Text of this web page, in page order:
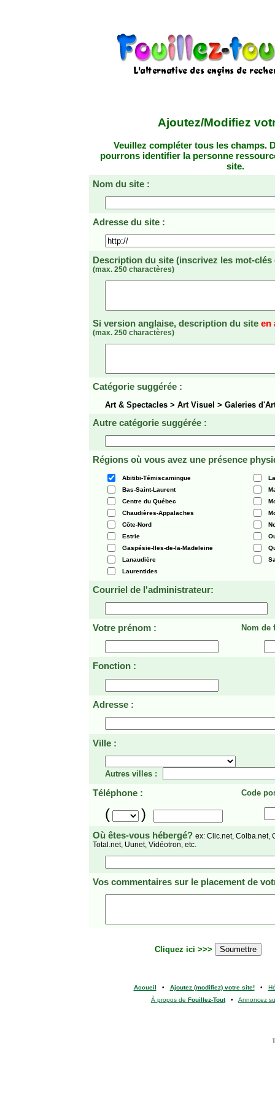
Ajoutez/Modifiez
Veuillez compléter tous les champs.
pourrons identifier la personne
site.
Nom du site :
Adresse du site :
Description du site (inscrivez les mot-
(max. 250 charactères)
Si version anglaise, description du site en
(max. 250 charactères)
Catégorie suggérée :
Art & Spectacles > Art Visuel > Galeries
Autre catégorie suggérée :
Régions où vous avez une présence
Abitibi-Témiscamingue
Bas-Saint-Laurent
Centre du Québec
Chaudières-Appalaches
Côte-Nord
Estrie
Gaspésie-Iles-de-la-Madeleine
Lanaudière
Laurentides
Courriel de l'administrateur:
Votre prénom : Nom de
Fonction :
Adresse :
Ville :
Autres villes :
Téléphone : Code
( )
Où êtes-vous hébergé? ex: Clic.net, Colba.net,
Total.net, Uunet, Vidéotron, etc.
Vos commentaires sur le placement de
Cliquez ici >>>
Accueil • Ajoutez (modifiez) votre site!•
À propos de Fouillez-Tout• Annoncez